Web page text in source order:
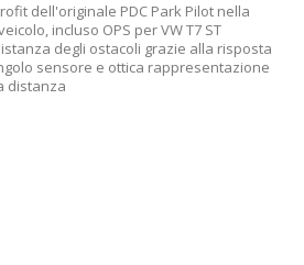
dell'originale PDC Park Pilot nella
incluso OPS per VW T7 ST
degli ostacoli grazie alla risposta
sensore e ottica rappresentazione
distanza